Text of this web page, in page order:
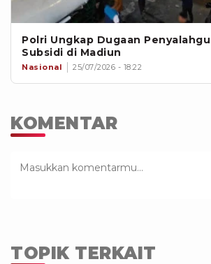
Polri Ungkap Dugaan
Subsidi di Madiun
Nasional 25/07/2026 - 18:22
KOMENTAR
TOPIK TERKAIT